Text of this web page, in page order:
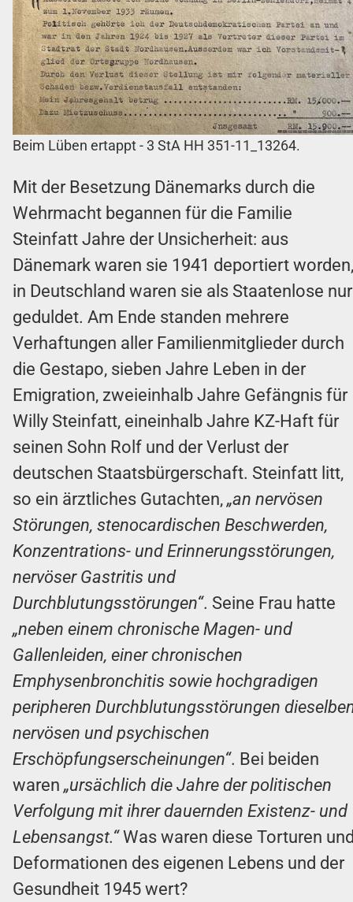
Beim Lüben ertappt - 3 StA HH 351-11_13264.
Mit der Besetzung Dänemarks durch die
Wehrmacht begannen für die Familie
Steinfatt Jahre der Unsicherheit: aus
Dänemark waren sie 1941 deportiert worden,
in Deutschland waren sie als Staatenlose nur
geduldet. Am Ende standen mehrere
Verhaftungen aller Familienmitglieder durch
die Gestapo, sieben Jahre Leben in der
Emigration, zweieinhalb Jahre Gefängnis für
Willy Steinfatt, eineinhalb Jahre KZ-Haft für
seinen Sohn Rolf und der Verlust der
deutschen Staatsbürgerschaft. Steinfatt litt,
so ein ärztliches Gutachten, „an nervösen
Störungen, stenocardischen Beschwerden,
Konzentrations- und Erinnerungsstörungen,
nervöser Gastritis und
Durchblutungsstörungen“. Seine Frau hatte
„neben einem chronische Magen- und
Gallenleiden, einer chronischen
Emphysenbronchitis sowie hochgradigen
peripheren Durchblutungsstörungen
nervösen und psychischen
Erschöpfungserscheinungen“. Bei beiden
waren „ursächlich die Jahre der politischen
Verfolgung mit ihrer dauernden Existenz- und
Lebensangst.“Was waren diese Torturen
Deformationen des eigenen Lebens und der
Gesundheit 1945 wert?